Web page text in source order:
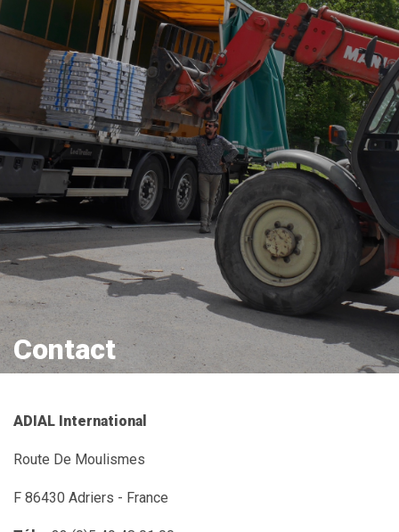
Contact
ADIAL International
Route De Moulismes
F 86430 Adriers - France